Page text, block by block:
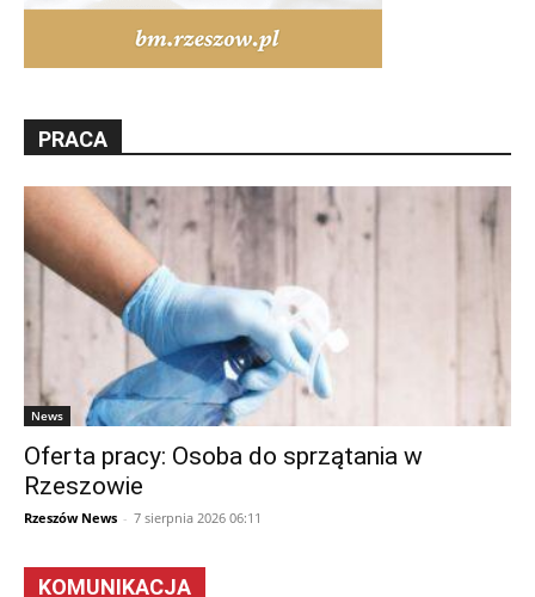
PRACA
News
Oferta pracy: Osoba do sprzątania w
Rzeszowie
Rzeszów News - 7 sierpnia 2026 06:11
KOMUNIKACJA